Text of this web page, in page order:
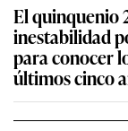
El quinquenio
inestabilidad
para conocer
últimos cinco